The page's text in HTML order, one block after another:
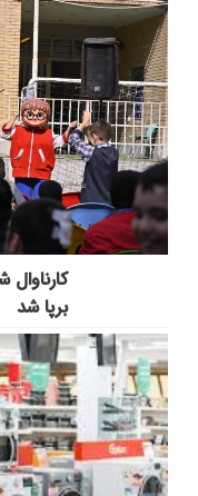
برپا شد